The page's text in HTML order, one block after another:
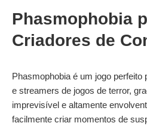
Phasmophobia
Criadores de
Phasmophobia é um jogo perfeito
e streamers de jogos de terror,
imprevisível e altamente
facilmente criar momentos de